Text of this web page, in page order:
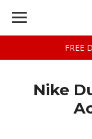
FREE
Nike